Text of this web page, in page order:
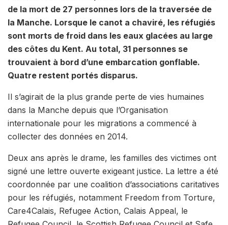
de la mort de 27 personnes lors de la traversée de
la Manche. Lorsque le canot a chaviré, les réfugiés
sont morts de froid dans les eaux glacées au large
des côtes du Kent. Au total, 31 personnes se
trouvaient à bord d’une embarcation gonflable.
Quatre restent portés disparus.
Il s’agirait de la plus grande perte de vies humaines
dans la Manche depuis que l’Organisation
internationale pour les migrations a commencé à
collecter des données en 2014.
Deux ans après le drame, les familles des victimes ont
signé une lettre ouverte exigeant justice. La lettre a été
coordonnée par une coalition d’associations caritatives
pour les réfugiés, notamment Freedom from Torture,
Care4Calais, Refugee Action, Calais Appeal, le